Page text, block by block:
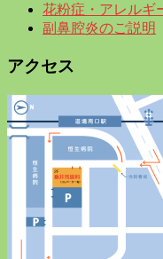
花粉症・アレルギ
副鼻腔炎のご説明
アクセス